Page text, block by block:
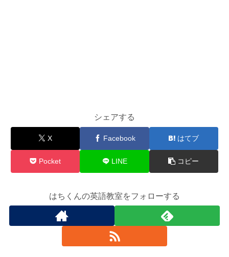
シェアする
X Facebook はてブ
Pocket LINE コピー
はちくんの英語教室をフォローする